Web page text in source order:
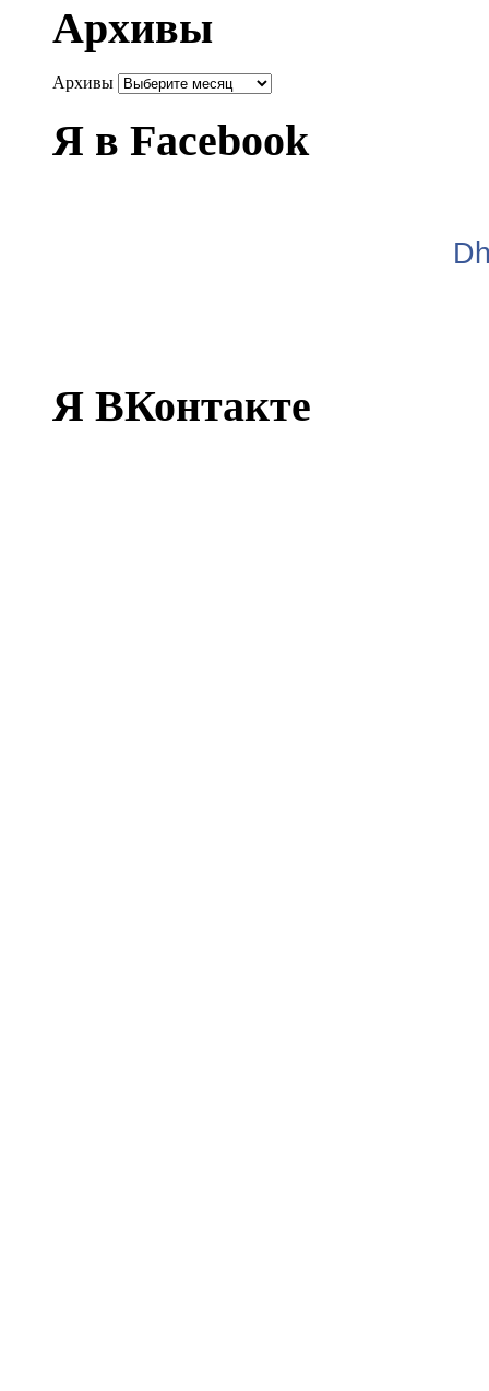
Архивы
Архивы
Я в Facebook
Я ВКонтакте